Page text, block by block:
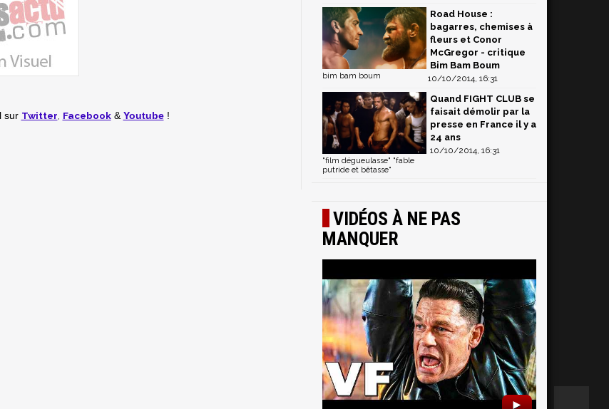
sur Twitter Facebook& Youtube!
Road House :
bagarres, chemises à
fleurs et Conor
McGregor - critique
Bim Bam Boum
10/10/2014, 16:31
bim bam boum
Quand FIGHT CLUB se
faisait démolir par la
presse en France il y a
24 ans
10/10/2014, 16:31
"film dégueulasse" "fable
putride et bêtasse"
VIDÉOS À NE PAS
MANQUER
►